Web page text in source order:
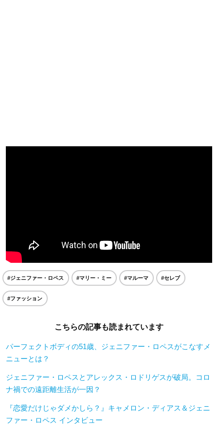
#ジェニファー・ロペス #マリー・ミー #マルーマ #セレブ
#ファッション
こちらの記事も読まれています
パーフェクトボディの51歳、ジェニファー・ロペスがこなすメ
ニューとは？
ジェニファー・ロペスとアレックス・ロドリゲスが破局。コロ
ナ禍での遠距離生活が一因？
『恋愛だけじゃダメかしら？』キャメロン・ディアス＆ジェニ
ファー・ロペス インタビュー